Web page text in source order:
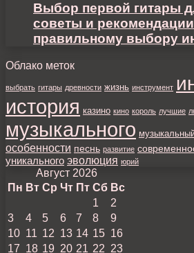
Выбор первой гитары
советы и
правильному выбору
Облако меток
выбрать гитары древности жизнь инструмент
история казино кино король лучшие
музыкального
особенности песнь развитие
уникального эволюция юрий
Август 2026
Пн Вт Ср Чт Пт Сб Вс
1
2
3
4 5 6 7 8
9
10 11 12 13 14 15 16
17 18 19 20 21 22 23